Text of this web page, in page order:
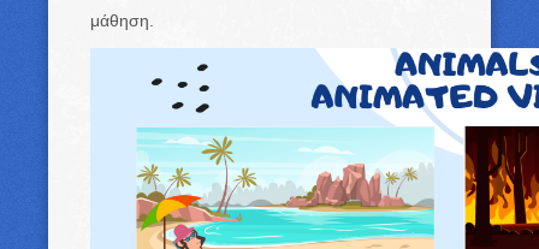
μάθηση.